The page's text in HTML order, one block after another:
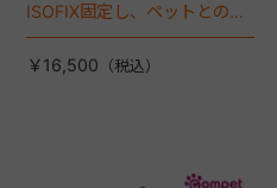
ISOFIX固定し、ペットとの車
移動をカンタン・快適に！
￥16,500